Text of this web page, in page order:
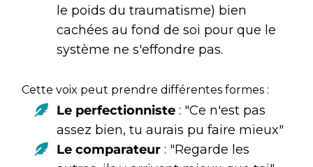
le poids du traumatisme) bien
cachées au fond de soi pour que le
système ne s'effondre pas.
Cette voix peut prendre différentes formes :
Le perfectionniste : "Ce n'est pas
assez bien, tu aurais pu faire mieux"
Le comparateur : "Regarde les